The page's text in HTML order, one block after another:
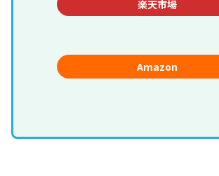
楽天市場
Amazon